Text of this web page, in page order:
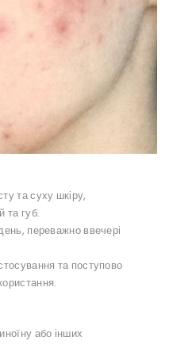
та суху шкіру,
та губ.
переважно ввечері
та поступово
або інших